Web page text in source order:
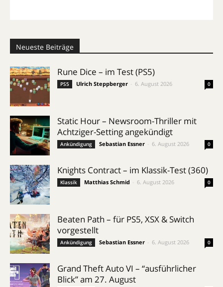
Neueste Beiträge
Rune Dice – im Test (PS5)
PS5 Ulrich Steppberger 6. August 2026 0
Static Hour – Newsroom-Thriller mit
Achtziger-Setting angekündigt
Ankündigung Sebastian Essner 6. August 2026 0
Knights Contract – im Klassik-Test (360)
Klassik Matthias Schmid 6. August 2026 0
Beaten Path – für PS5, XSX & Switch
vorgestellt
Ankündigung Sebastian Essner 6. August 2026 0
Grand Theft Auto VI – “ausführlicher
Blick” am 27. August